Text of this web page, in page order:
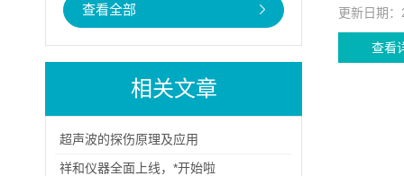
查看全部
相关文章
超声波的探伤原理及应用
祥和仪器全面上线，*开始啦
更新日期：
查看